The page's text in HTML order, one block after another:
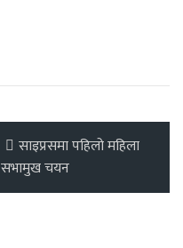
साइप्रसमा पहिलो महिला
सभामुख चयन